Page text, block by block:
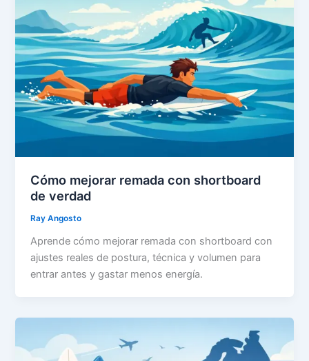
Cómo mejorar remada con shortboard
de verdad
Ray Angosto
Aprende cómo mejorar remada con shortboard con
ajustes reales de postura, técnica y volumen para
entrar antes y gastar menos energía.